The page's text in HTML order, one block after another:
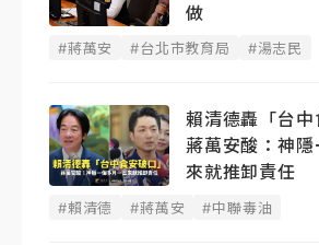
做
#蔣萬安 #台北市教育局 #湯志民
賴清德轟「台
蔣萬安酸：神
來就推卸責任
#賴清德 #蔣萬安 #中聯毒油